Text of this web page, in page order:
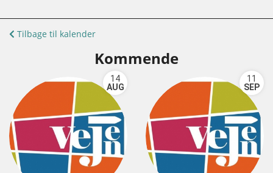
Tilbage til kalender
Kommende
14
AUG
11
SEP